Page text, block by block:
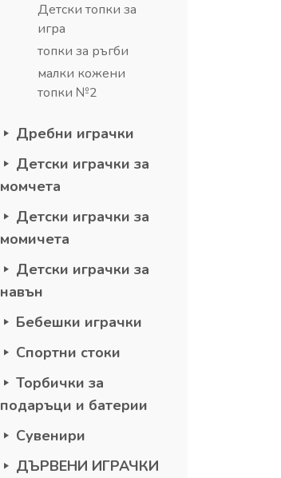
Детски топки за
игра
топки за ръгби
малки кожени
топки №2
Дребни играчки
Детски играчки за
момчета
Детски играчки за
момичета
Детски играчки за
навън
Бебешки играчки
Спортни стоки
Торбички за
подаръци и батерии
Сувенири
ДЪРВЕНИ ИГРАЧКИ